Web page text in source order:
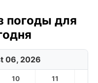
погоды для
06, 2026
10 11